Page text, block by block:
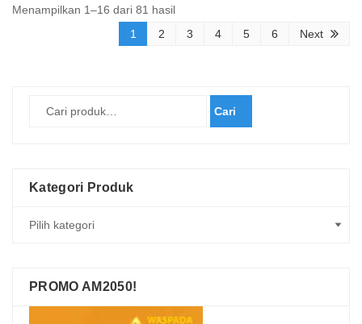
Menampilkan 1–16 dari 81 hasilDiurutkan
menurut
1 2 3 4 5 6 Next
Cari
Kategori Produk
PROMO AM2050!